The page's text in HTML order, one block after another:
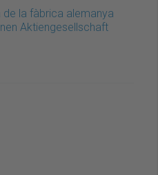
la fàbrica alemanya
Aktiengesellschaft